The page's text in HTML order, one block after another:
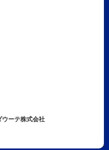
ウーテ株式会社